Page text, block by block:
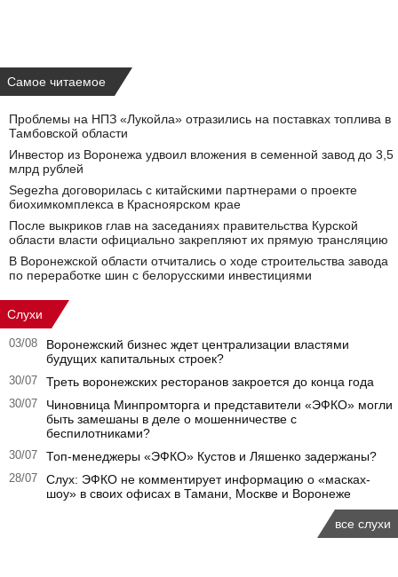
Самое читаемое
Проблемы на НПЗ «Лукойла» отразились на поставках топлива в
Тамбовской области
Инвестор из Воронежа удвоил вложения в семенной завод до 3,5
млрд рублей
Segezha договорилась с китайскими партнерами о проекте
биохимкомплекса в Красноярском крае
После выкриков глав на заседаниях правительства Курской
области власти официально закрепляют их прямую трансляцию
В Воронежской области отчитались о ходе строительства завода
по переработке шин с белорусскими инвестициями
Слухи
03/08
Воронежский бизнес ждет централизации властями
будущих капитальных строек?
30/07 Треть воронежских ресторанов закроется до конца года
30/07
Чиновница Минпромторга и представители «ЭФКО» могли
быть замешаны в деле о мошенничестве с
беспилотниками?
30/07 Топ-менеджеры «ЭФКО» Кустов и Ляшенко задержаны?
28/07
Слух: ЭФКО не комментирует информацию о «масках-
шоу» в своих офисах в Тамани, Москве и Воронеже
все слухи